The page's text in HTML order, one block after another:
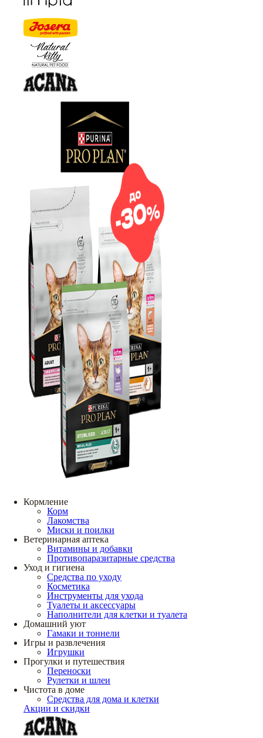
Кормление
Корм
Лакомства
Миски и поилки
Ветеринарная аптека
Витамины и добавки
Противопаразитарные средства
Уход и гигиена
Средства по уходу
Косметика
Инструменты для ухода
Туалеты и аксессуары
Наполнители для клетки и туалета
Домашний уют
Гамаки и тоннели
Игры и развлечения
Игрушки
Прогулки и путешествия
Переноски
Рулетки и шлеи
Чистота в доме
Средства для дома и клетки
Акции и скидки